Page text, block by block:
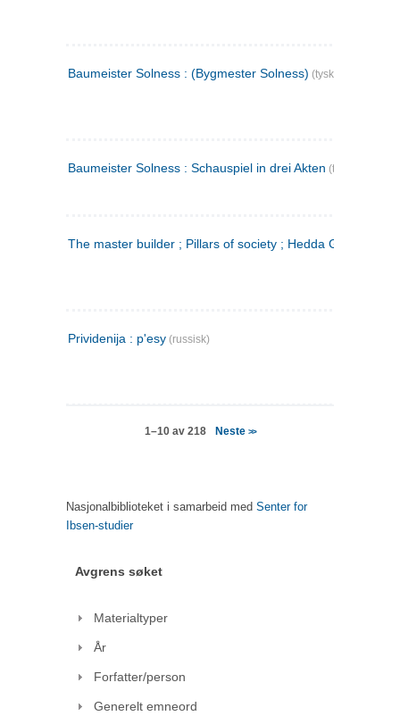
Baumeister Solness : (Bygmester Solness) (tysk)
Baumeister Solness : Schauspiel in drei Akten (tysk)
The master builder ; Pillars of society ; Hedda Gabler
Prividenija : p'esy (russisk)
1–10 av 218 Neste >>
Nasjonalbiblioteket i samarbeid med Senter for
Ibsen-studier
Avgrens søket
Materialtyper
År
Forfatter/person
Generelt emneord